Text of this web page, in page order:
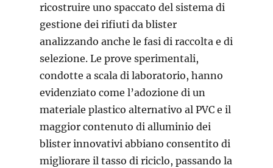
ricostruire uno spaccato del sistema di
gestione dei rifiuti da blister
analizzando anche le fasi di raccolta e di
selezione. Le prove sperimentali,
condotte a scala di laboratorio, hanno
evidenziato come l’adozione di un
materiale plastico alternativo al PVC e il
maggior contenuto di alluminio dei
blister innovativi abbiano consentito di
migliorare il tasso di riciclo, passando la